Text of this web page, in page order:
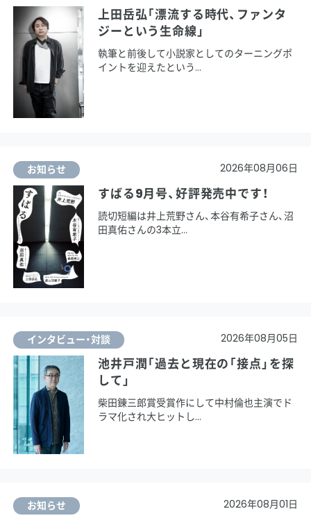
上田岳弘「漂流する時代、ファンタ
ジーという生命線」
執筆と前後して小説家としてのターニングポ
イントを迎えたという
お知らせ 2026年08月06日
すばる9月号、好評発売中です！
読切短編は井上荒野さん、本谷有希子さん、沼
田真佑さんの3本立
インタビュー・対談 2026年08月05日
池井戸潤「過去と現在の「接点」を探
して」
柴田錬三郎賞受賞作にして中村倫也主演でド
ラマ化され大ヒットし
お知らせ 2026年08月01日